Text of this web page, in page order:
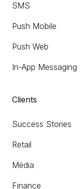
SMS
Push Mobile
Push Web
In-App Messaging
Clients
Success Stories
Retail
Média
Finance